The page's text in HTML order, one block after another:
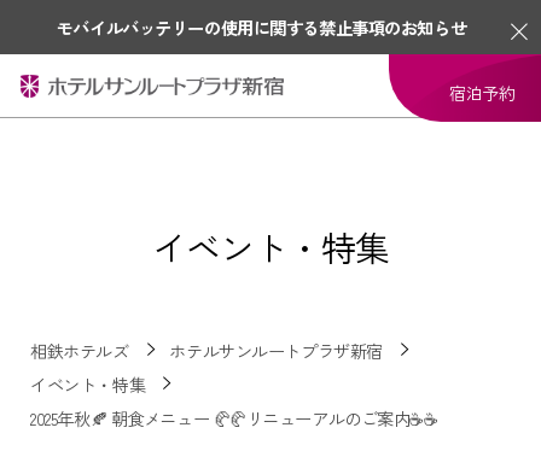
モバイルバッテリーの使用に関する禁止事項のお知らせ
宿泊予約
イベント・特集
相鉄ホテルズ
ホテルサンルートプラザ新宿
イベント・特集
2025年秋🍂 朝食メニュー 🥐🥐リニューアルのご案内☕☕